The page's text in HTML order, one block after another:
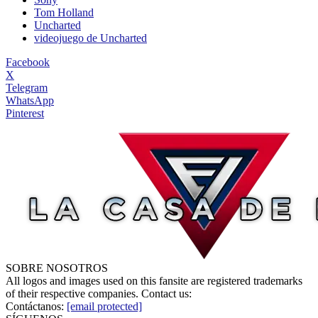
Tom Holland
Uncharted
videojuego de Uncharted
Facebook
X
Telegram
WhatsApp
Pinterest
SOBRE NOSOTROS
All logos and images used on this fansite are registered trademarks
of their respective companies. Contact us:
Contáctanos: [email protected]